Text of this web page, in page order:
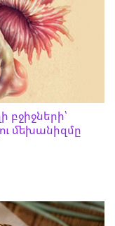
բջիջների՝
մեխանիզմը